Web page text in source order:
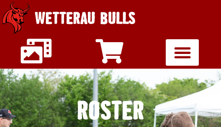
WETTERAU BULLS
ROSTER